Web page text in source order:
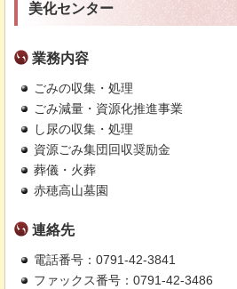
美化センター
業務内容
ごみの収集・処理
ごみ減量・資源化推進事業
し尿の収集・処理
資源ごみ集団回収奨励金
葬儀・火葬
赤穂高山墓園
連絡先
電話番号：0791-42-3841
ファックス番号：0791-42-3486